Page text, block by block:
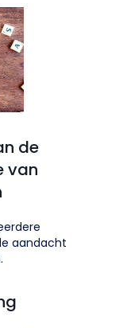
de
van
aandacht